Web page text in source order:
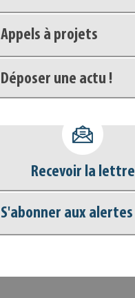
Appels à projets
Déposer une actu !
déconnecter)
Base documentaire
Nos veilles Scoop.it
Recevoir la lettre
S'abonner aux alertes